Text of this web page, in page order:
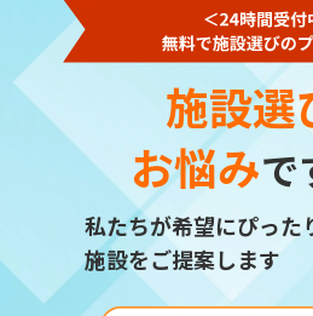
施設選
お悩みで
私たちが希望にぴった
施設をご提案します